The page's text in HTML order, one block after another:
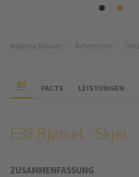
Implenia Schweiz Referenzen
FACTS LEISTUNGEN
E39 Bjørset - Skjei
ZUSAMMENFASSUNG